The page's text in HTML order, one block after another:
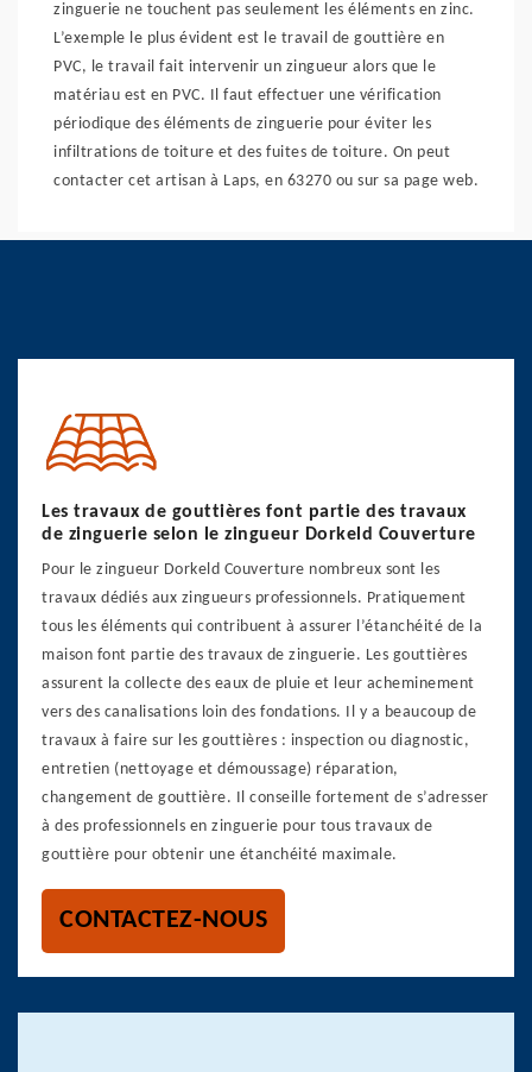
zinguerie ne touchent pas seulement les éléments en zinc.
L’exemple le plus évident est le travail de gouttière en
PVC, le travail fait intervenir un zingueur alors que le
matériau est en PVC. Il faut effectuer une vérification
périodique des éléments de zinguerie pour éviter les
infiltrations de toiture et des fuites de toiture. On peut
contacter cet artisan à Laps, en 63270 ou sur sa page web.
Les travaux de gouttières font partie des travaux
de zinguerie selon le zingueur Dorkeld Couverture
Pour le zingueur Dorkeld Couverture nombreux sont les
travaux dédiés aux zingueurs professionnels. Pratiquement
tous les éléments qui contribuent à assurer l’étanchéité de la
maison font partie des travaux de zinguerie. Les gouttières
assurent la collecte des eaux de pluie et leur acheminement
vers des canalisations loin des fondations. Il y a beaucoup de
travaux à faire sur les gouttières : inspection ou diagnostic,
entretien (nettoyage et démoussage) réparation,
changement de gouttière. Il conseille fortement de s’adresser
à des professionnels en zinguerie pour tous travaux de
gouttière pour obtenir une étanchéité maximale.
CONTACTEZ-NOUS